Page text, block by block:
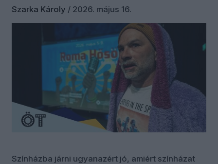
Szarka Károly / 2026. május 16.
Színházba járni ugyanazért jó, amiért színházat